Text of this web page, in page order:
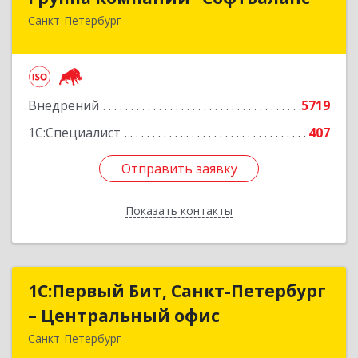
Санкт-Петербург
Внедрений
5719
1С:Специалист
407
Отправить заявку
Показать контакты
195112, Санкт-Петербург г, Заневский пр-кт,
Отправить заявку
Назад
1С:Первый Бит, Санкт-Петербург
– Центральный офис
Санкт-Петербург
1С:Первый Бит, Санкт-Петербург
– Центральный офис